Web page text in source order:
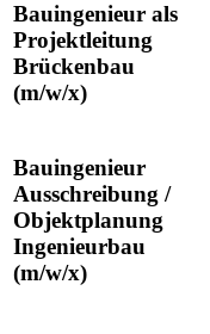
Bauingenieur als
Projektleitung
Brückenbau
(m/w/x)
Bauingenieur
Ausschreibung /
Objektplanung
Ingenieurbau
(m/w/x)